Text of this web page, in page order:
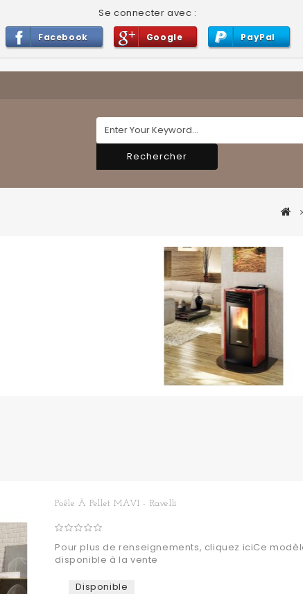
Se connecter avec :
Facebook Google PayPal
Rechercher
Poêle À Pellet MAVI - Ravelli
Pour plus de renseignements, cliquez iciCe
disponible à la vente
Disponible